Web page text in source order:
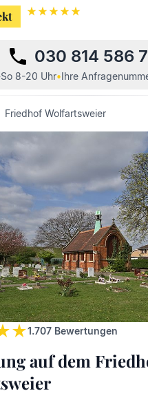
030 814 586
8-20 Uhr•Ihre
Friedhof Wolfartsweier
1.707 Bewertungen
auf dem